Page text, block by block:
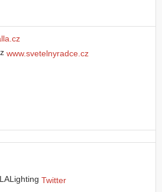
www.svetelnyradce.cz
Twitter